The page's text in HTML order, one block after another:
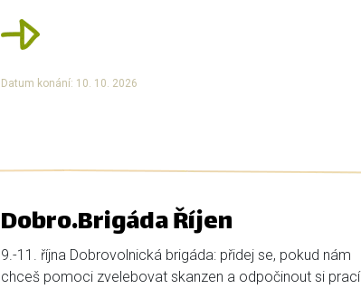
Datum konání: 10. 10. 2026
Dobro.Brigáda Říjen
9.-11. října Dobrovolnická brigáda: přidej se, pokud nám
chceš pomoci zvelebovat skanzen a odpočinout si prací